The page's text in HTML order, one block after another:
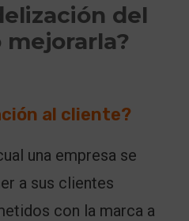
del
al cliente?
una empresa se
a sus clientes
con la marca a